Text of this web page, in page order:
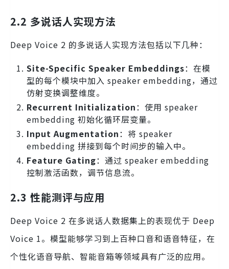
2.2 多说话人实现方法
Deep Voice 2 的多说话人实现方法包括以下几种：
Site-Specific Speaker Embeddings：在模
型的每个模块中加入 speaker embedding，通过
仿射变换调整维度。
Recurrent Initialization：使用 speaker
embedding 初始化循环层变量。
Input Augmentation：将 speaker
embedding 拼接到每个时间步的输入中。
Feature Gating：通过 speaker embedding
控制激活函数，调节信息流。
2.3 性能测评与应用
Deep Voice 2 在多说话人数据集上的表现优于 Deep
Voice 1。模型能够学习到上百种口音和语音特征，在
个性化语音导航、智能音箱等领域具有广泛的应用。